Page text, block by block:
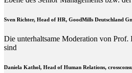
Sven Richter, Head of HR, GoodMills Deutschland
Die unterhaltsame Moderation von Prof.
sind
Daniela Kathol, Head of Human Relations,